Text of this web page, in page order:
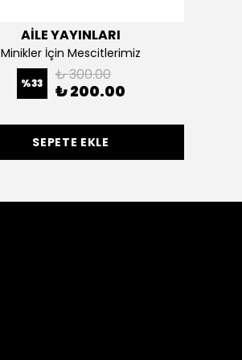
AİLE YAYINLARI
Minikler İçin Mescitlerimiz
%33 ₺ 300.00
₺ 200.00
SEPETE EKLE